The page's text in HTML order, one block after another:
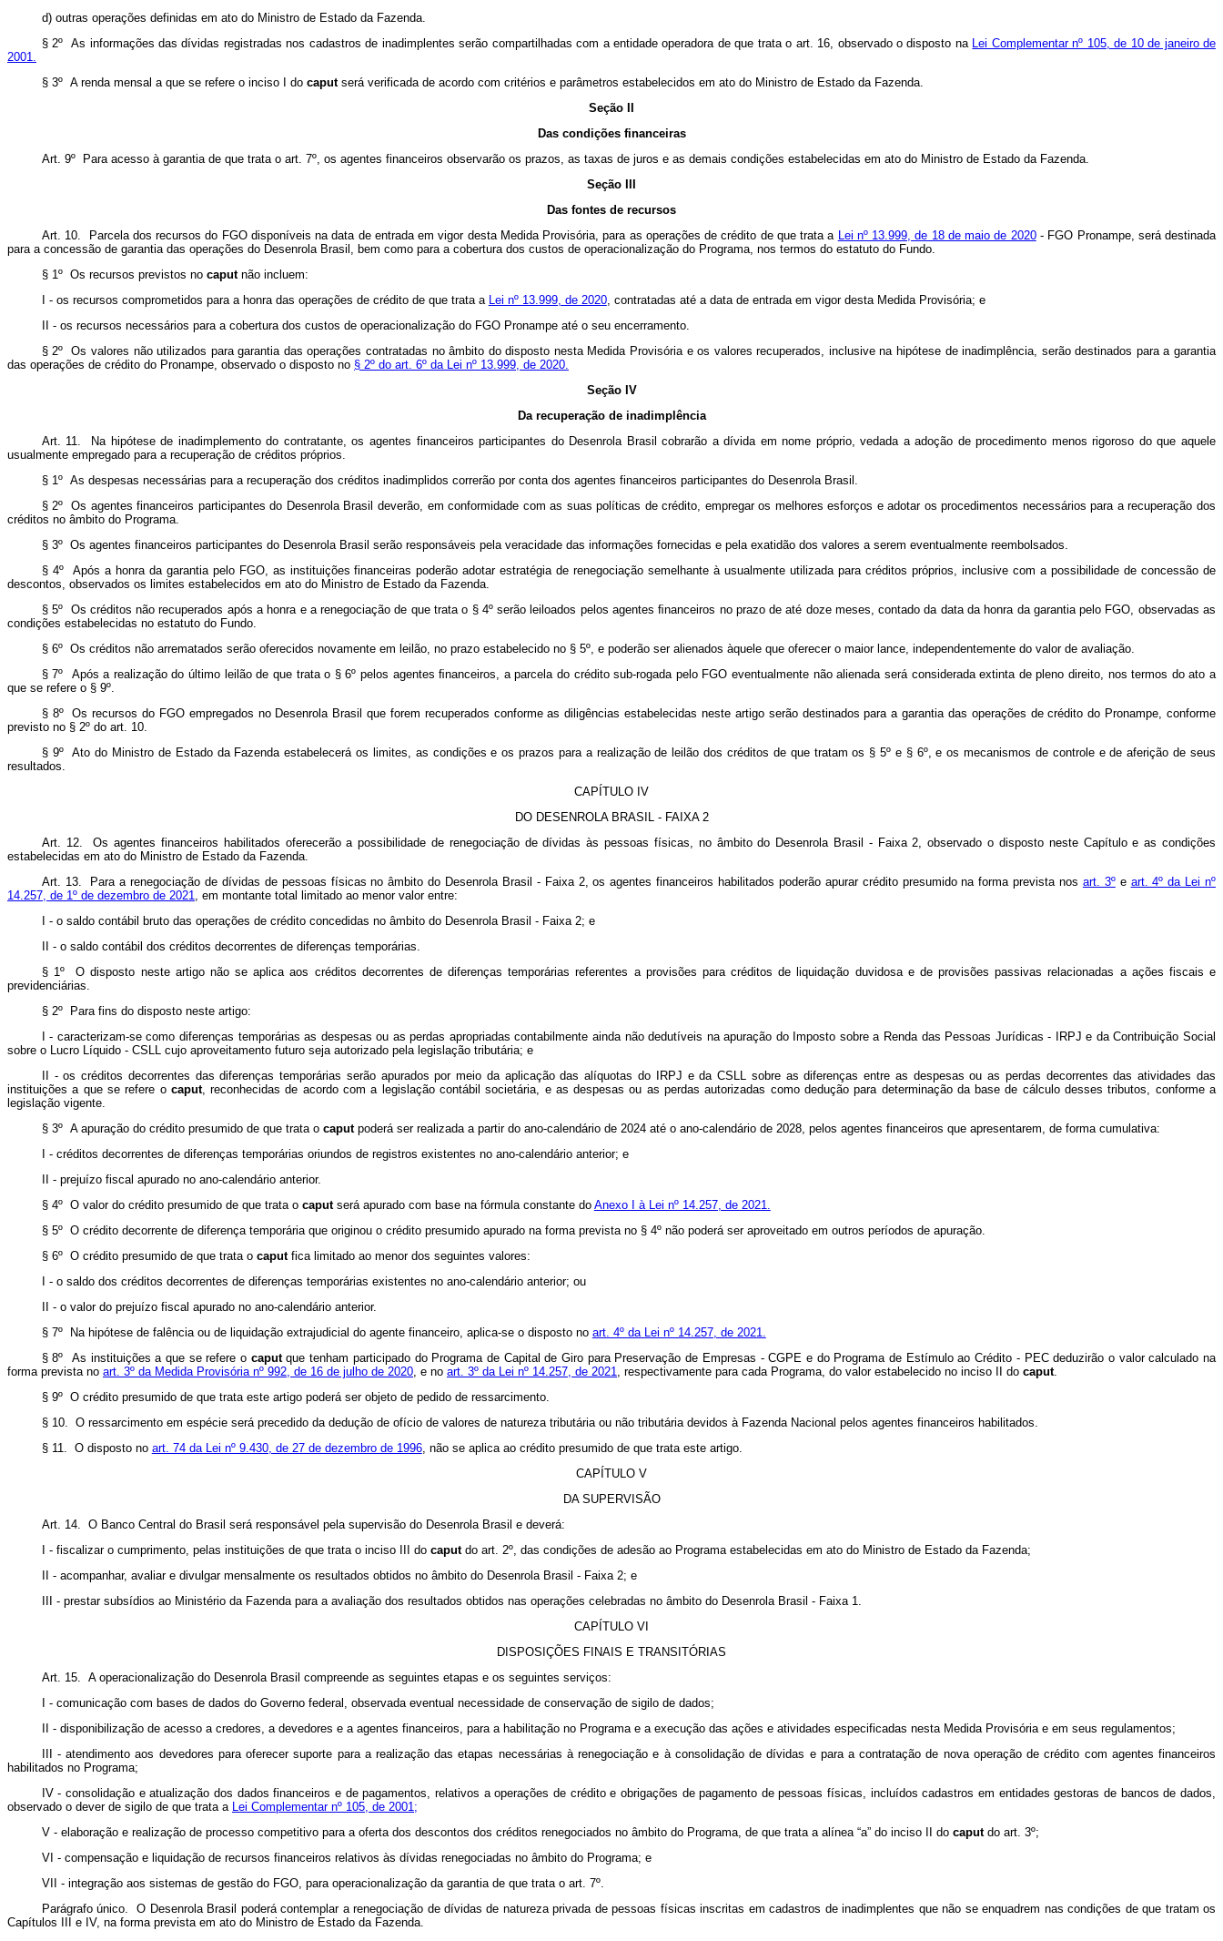
d) outras operações definidas em ato do Ministro de Estado da Fazenda.
§ 2º As informações das dívidas registradas nos cadastros de inadimplentes serão compartilhadas com a entidade operadora de que trata o art. 16, observado o disposto na Lei Complementar nº 105, de 10 de janeiro de
2001.
§ 3º A renda mensal a que se refere o inciso I do caputserá verificada de acordo com critérios e parâmetros estabelecidos em ato do Ministro de Estado da Fazenda.
Seção II
Das condições financeiras
Art. 9º Para acesso à garantia de que trata o art. 7º, os agentes financeiros observarão os prazos, as taxas de juros e as demais condições estabelecidas em ato do Ministro de Estado da Fazenda.
Seção III
Das fontes de recursos
Art. 10. Parcela dos recursos do FGO disponíveis na data de entrada em vigor desta Medida Provisória, para as operações de crédito de que trata a Lei nº 13.999, de 18 de maio de 2020- FGO Pronampe, será destinada
para a concessão de garantia das operações do Desenrola Brasil, bem como para a cobertura dos custos de operacionalização do Programa, nos termos do estatuto do Fundo.
§ 1º Os recursos previstos no caputnão incluem:
I - os recursos comprometidos para a honra das operações de crédito de que trata a Lei nº 13.999, de 2020, contratadas até a data de entrada em vigor desta Medida Provisória; e
II - os recursos necessários para a cobertura dos custos de operacionalização do FGO Pronampe até o seu encerramento.
§ 2º Os valores não utilizados para garantia das operações contratadas no âmbito do disposto nesta Medida Provisória e os valores recuperados, inclusive na hipótese de inadimplência, serão destinados para a garantia
das operações de crédito do Pronampe, observado o disposto no § 2º do art. 6º da Lei nº 13.999, de 2020.
Seção IV
Da recuperação de inadimplência
Art. 11. Na hipótese de inadimplemento do contratante, os agentes financeiros participantes do Desenrola Brasil cobrarão a dívida em nome próprio, vedada a adoção de procedimento menos rigoroso do que aquele
usualmente empregado para a recuperação de créditos próprios.
§ 1º As despesas necessárias para a recuperação dos créditos inadimplidos correrão por conta dos agentes financeiros participantes do Desenrola Brasil.
§ 2º Os agentes financeiros participantes do Desenrola Brasil deverão, em conformidade com as suas políticas de crédito, empregar os melhores esforços e adotar os procedimentos necessários para a recuperação dos
créditos no âmbito do Programa.
§ 3º Os agentes financeiros participantes do Desenrola Brasil serão responsáveis pela veracidade das informações fornecidas e pela exatidão dos valores a serem eventualmente reembolsados.
§ 4º Após a honra da garantia pelo FGO, as instituições financeiras poderão adotar estratégia de renegociação semelhante à usualmente utilizada para créditos próprios, inclusive com a possibilidade de concessão de
descontos, observados os limites estabelecidos em ato do Ministro de Estado da Fazenda.
§ 5º Os créditos não recuperados após a honra e a renegociação de que trata o § 4º serão leiloados pelos agentes ﬁnanceiros no prazo de até doze meses, contado da data da honra da garantia pelo FGO, observadas as
condições estabelecidas no estatuto do Fundo.
§ 6º Os créditos não arrematados serão oferecidos novamente em leilão, no prazo estabelecido no § 5º, e poderão ser alienados àquele que oferecer o maior lance, independentemente do valor de avaliação.
§ 7º Após a realização do último leilão de que trata o § 6º pelos agentes ﬁnanceiros, a parcela do crédito sub-rogada pelo FGO eventualmente não alienada será considerada extinta de pleno direito, nos termos do ato a
que se refere o § 9º.
§ 8º Os recursos do FGO empregados no Desenrola Brasil que forem recuperados conforme as diligências estabelecidas neste artigo serão destinados para a garantia das operações de crédito do Pronampe, conforme
previsto no § 2º do art. 10.
§ 9º Ato do Ministro de Estado da Fazenda estabelecerá os limites, as condições e os prazos para a realização de leilão dos créditos de que tratam os § 5º e § 6º, e os mecanismos de controle e de aferição de seus
resultados.
CAPÍTULO IV
DO DESENROLA BRASIL - FAIXA 2
Art. 12. Os agentes financeiros habilitados oferecerão a possibilidade de renegociação de dívidas às pessoas físicas, no âmbito do Desenrola Brasil - Faixa 2, observado o disposto neste Capítulo e as condições
estabelecidas em ato do Ministro de Estado da Fazenda.
Art. 13. Para a renegociação de dívidas de pessoas físicas no âmbito do Desenrola Brasil - Faixa 2, os agentes financeiros habilitados poderão apurar crédito presumido na forma prevista nos art. 3ºe art. 4º da Lei nº
14.257, de 1º de dezembro de 2021, em montante total limitado ao menor valor entre:
I - o saldo contábil bruto das operações de crédito concedidas no âmbito do Desenrola Brasil - Faixa 2; e
II - o saldo contábil dos créditos decorrentes de diferenças temporárias.
§ 1º O disposto neste artigo não se aplica aos créditos decorrentes de diferenças temporárias referentes a provisões para créditos de liquidação duvidosa e de provisões passivas relacionadas a ações fiscais e
previdenciárias.
§ 2º Para fins do disposto neste artigo:
I - caracterizam-se como diferenças temporárias as despesas ou as perdas apropriadas contabilmente ainda não dedutíveis na apuração do Imposto sobre a Renda das Pessoas Jurídicas - IRPJ e da Contribuição Social
sobre o Lucro Líquido - CSLL cujo aproveitamento futuro seja autorizado pela legislação tributária; e
II - os créditos decorrentes das diferenças temporárias serão apurados por meio da aplicação das alíquotas do IRPJ e da CSLL sobre as diferenças entre as despesas ou as perdas decorrentes das atividades das
instituições a que se refere o caput, reconhecidas de acordo com a legislação contábil societária, e as despesas ou as perdas autorizadas como dedução para determinação da base de cálculo desses tributos, conforme a
legislação vigente.
§ 3º A apuração do crédito presumido de que trata o caputpoderá ser realizada a partir do ano-calendário de 2024 até o ano-calendário de 2028, pelos agentes financeiros que apresentarem, de forma cumulativa:
I - créditos decorrentes de diferenças temporárias oriundos de registros existentes no ano-calendário anterior; e
II - prejuízo fiscal apurado no ano-calendário anterior.
§ 4º O valor do crédito presumido de que trata o caputserá apurado com base na fórmula constante do Anexo I à Lei nº 14.257, de 2021.
§ 5º O crédito decorrente de diferença temporária que originou o crédito presumido apurado na forma prevista no § 4º não poderá ser aproveitado em outros períodos de apuração.
§ 6º O crédito presumido de que trata o caputfica limitado ao menor dos seguintes valores:
I - o saldo dos créditos decorrentes de diferenças temporárias existentes no ano-calendário anterior; ou
II - o valor do prejuízo fiscal apurado no ano-calendário anterior.
§ 7º Na hipótese de falência ou de liquidação extrajudicial do agente financeiro, aplica-se o disposto no art. 4º da Lei nº 14.257, de 2021.
§ 8º As instituições a que se refere o caputque tenham participado do Programa de Capital de Giro para Preservação de Empresas - CGPE e do Programa de Estímulo ao Crédito - PEC deduzirão o valor calculado na
forma prevista no art. 3º da Medida Provisória nº 992, de 16 de julho de 2020, e no art. 3º da Lei nº 14.257, de 2021, respectivamente para cada Programa, do valor estabelecido no inciso II do caput.
§ 9º O crédito presumido de que trata este artigo poderá ser objeto de pedido de ressarcimento.
§ 10. O ressarcimento em espécie será precedido da dedução de ofício de valores de natureza tributária ou não tributária devidos à Fazenda Nacional pelos agentes financeiros habilitados.
§ 11. O disposto no art. 74 da Lei nº 9.430, de 27 de dezembro de 1996, não se aplica ao crédito presumido de que trata este artigo.
CAPÍTULO V
DA SUPERVISÃO
Art. 14. O Banco Central do Brasil será responsável pela supervisão do Desenrola Brasil e deverá:
I - fiscalizar o cumprimento, pelas instituições de que trata o inciso III do caputdo art. 2º, das condições de adesão ao Programa estabelecidas em ato do Ministro de Estado da Fazenda;
II - acompanhar, avaliar e divulgar mensalmente os resultados obtidos no âmbito do Desenrola Brasil - Faixa 2; e
III - prestar subsídios ao Ministério da Fazenda para a avaliação dos resultados obtidos nas operações celebradas no âmbito do Desenrola Brasil - Faixa 1.
CAPÍTULO VI
DISPOSIÇÕES FINAIS E TRANSITÓRIAS
Art. 15. A operacionalização do Desenrola Brasil compreende as seguintes etapas e os seguintes serviços:
I - comunicação com bases de dados do Governo federal, observada eventual necessidade de conservação de sigilo de dados;
II - disponibilização de acesso a credores, a devedores e a agentes financeiros, para a habilitação no Programa e a execução das ações e atividades especificadas nesta Medida Provisória e em seus regulamentos;
III - atendimento aos devedores para oferecer suporte para a realização das etapas necessárias à renegociação e à consolidação de dívidas e para a contratação de nova operação de crédito com agentes financeiros
habilitados no Programa;
IV - consolidação e atualização dos dados financeiros e de pagamentos, relativos a operações de crédito e obrigações de pagamento de pessoas físicas, incluídos cadastros em entidades gestoras de bancos de dados,
observado o dever de sigilo de que trata a Lei Complementar nº 105, de 2001;
V - elaboração e realização de processo competitivo para a oferta dos descontos dos créditos renegociados no âmbito do Programa, de que trata a alínea “a” do inciso II do caputdo art. 3º;
VI - compensação e liquidação de recursos financeiros relativos às dívidas renegociadas no âmbito do Programa; e
VII - integração aos sistemas de gestão do FGO, para operacionalização da garantia de que trata o art. 7º.
Parágrafo único. O Desenrola Brasil poderá contemplar a renegociação de dívidas de natureza privada de pessoas físicas inscritas em cadastros de inadimplentes que não se enquadrem nas condições de que tratam os
Capítulos III e IV, na forma prevista em ato do Ministro de Estado da Fazenda.